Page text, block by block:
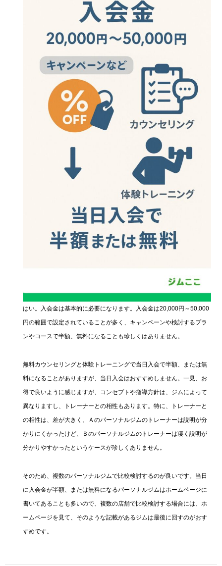
はい。入会金は基本的に必要になります。入会金は20,000円～50,000
円の範囲で設定されていることが多く、キャンペーンや検討するプラ
ンやコースで半額、無料になることも珍しくはありません。
無料カウンセリングと体験トレーニングで当日入会で半額、または無
料になることがありますが、当日入会はおすすめしません。一見、お
得で良いように感じますが、コンセプトや指導方針は、ジムによって
異なりますし、トレーナーとの相性もあります。特に、トレーナーと
の相性は、差が大きく、Ａのパーソナルジムのトレーナーは説明が分
かりにくかったけど、Ｂのパーソナルジムのトレーナーは凄く説明が
分かりやすかったというケースが珍しくありません。
そのため、複数のパーソナルジムで比較検討するのが良いです。当日
に入会金が半額、または無料になるパーソナルジムはホームページに
書いてあることも多いので、複数の店舗で比較検討する場合には、ホ
ームページを見て、そのような記載があるジムは最後に回すのがおす
すめです。